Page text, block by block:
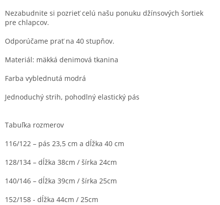
Nezabudnite si pozrieť celú našu ponuku džínsových šortiek
pre chlapcov.
Odporúčame prať na 40 stupňov.
Materiál: mäkká denimová tkanina
Farba vyblednutá modrá
Jednoduchý strih, pohodlný elastický pás
Tabuľka rozmerov
116/122 – pás 23,5 cm a dĺžka 40 cm
128/134 – dĺžka 38cm / šírka 24cm
140/146 – dĺžka 39cm / šírka 25cm
152/158 - dĺžka 44cm / 25cm